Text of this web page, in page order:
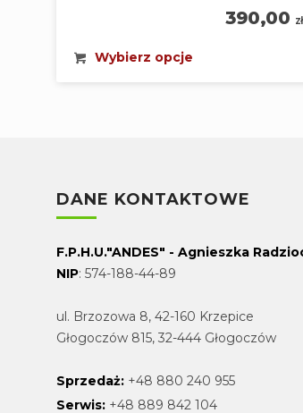
390,00 zł
Wybierz opcje
DANE KONTAKTOWE
F.P.H.U."ANDES" - Agnieszka
NIP: 574-188-44-89
ul. Brzozowa 8, 42-160 Krzepice
Głogoczów 815, 32-444 Głogoczów
Sprzedaż: +48 880 240 955
Serwis: +48 889 842 104